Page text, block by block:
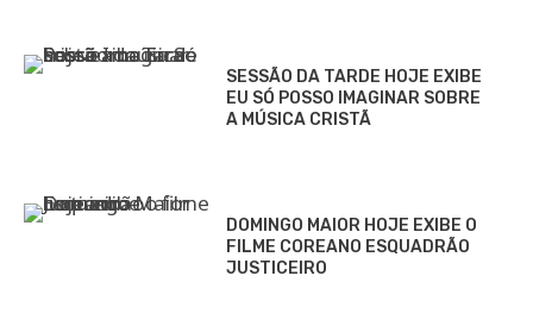
SESSÃO DA TARDE HOJE EXIBE
EU SÓ POSSO IMAGINAR SOBRE
A MÚSICA CRISTÃ
DOMINGO MAIOR HOJE EXIBE O
FILME COREANO ESQUADRÃO
JUSTICEIRO